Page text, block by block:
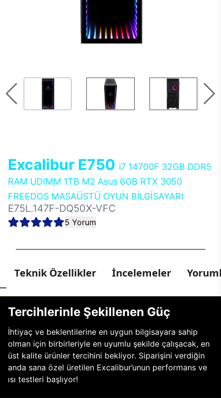
Excalibur E750 i7 14700F 32GB DDR5
RAM UDIMM 1TB M2 Asus 6GB RTX 3050
FREEDOS MASAÜSTÜ OYUN BİLGİSAYARI
E75L.147F-DQ50X-VFC
5 Yorum
Teknik Özellikler İncelemeler
Tercihlerinle Şekillenen Güç
İhtiyaç ve beklentilerine en uygun bilgisayara sahip
olman için birbirleriyle en uyumlu şekilde çalışacak, en
üst kalite ürünler tercihini bekliyor. Siparişini verdiğin
anda sana özel üretilen Excalibur’unun performans ve
ısı testleri başlıyor!